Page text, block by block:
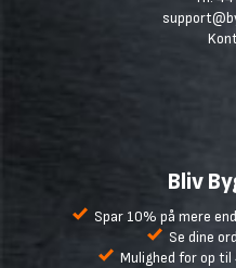
Bliv
Spar 10% på mere
Se dine
Mulighed for op